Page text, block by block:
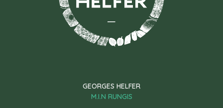
GEORGES HELFER
M.I.N RUNGIS